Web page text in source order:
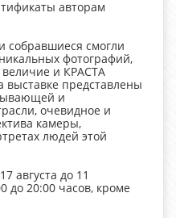
авторам
собравшиеся смогли
фотографий,
и КРАСТА
выставке представлены
и
очевидное и
камеры,
людей этой
августа до 11
до 20:00 часов, кроме